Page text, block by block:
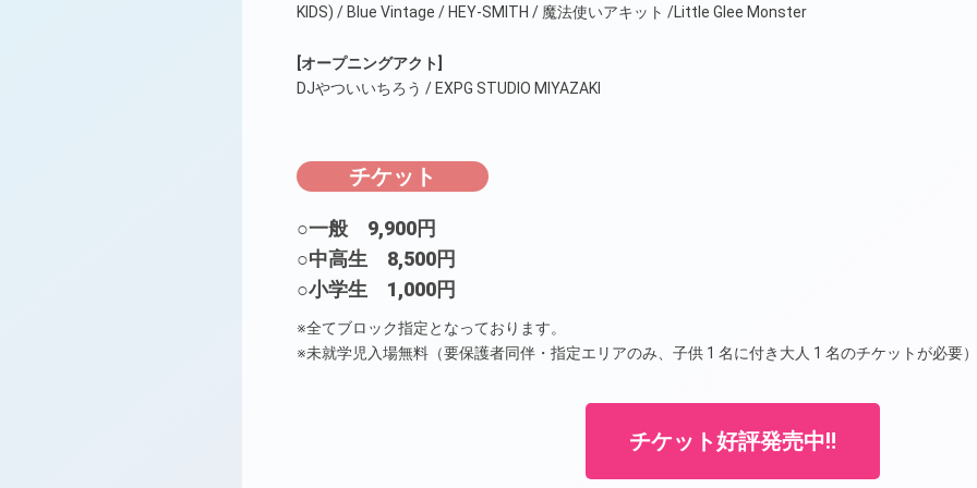
KIDS) / Blue Vintage / HEY-SMITH / 魔法使いアキット /Little Glee Monster
[オープニングアクト]
DJやついいちろう / EXPG STUDIO MIYAZAKI
チケット
○一般 9,900円
○中高生 8,500円
○小学生 1,000円
※全てブロック指定となっております。
※未就学児入場無料（要保護者同伴・指定エリアのみ、子供 1 名に付き大人 1 名のチケットが必要）
チケット好評発売中‼